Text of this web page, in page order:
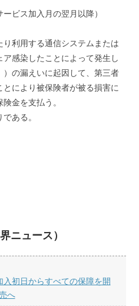
ビス加入月の翌月以降）
利用する通信システムまたは
感染したことによって発生し
の漏えいに起因して、第三者
により被保険者が被る損害に
金を支払う。
ある。
ニュース）
初日からすべての保障を開
へ